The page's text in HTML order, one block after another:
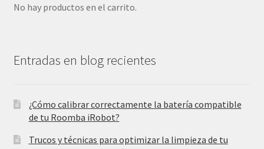
No hay productos en el carrito.
Entradas en blog recientes
¿Cómo calibrar correctamente la batería compatible
de tu Roomba iRobot?
Trucos y técnicas para optimizar la limpieza de tu